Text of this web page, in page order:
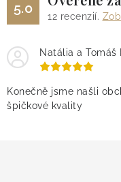
5.0 12 recenzií.
Natália a Tomáš
Konečně jsme našli
špičkové kvality